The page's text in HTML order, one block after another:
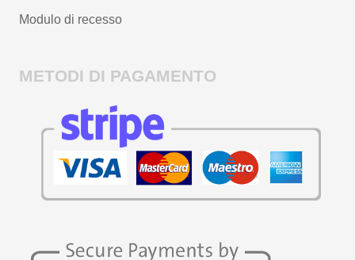
Modulo di recesso
METODI DI PAGAMENTO